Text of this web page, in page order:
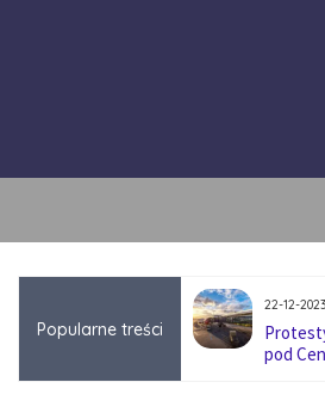
Popularne treści
pokoleniową w
22-12-2023
pod